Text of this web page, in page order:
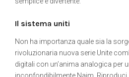
Il sistema uniti
Non ha importanza quale sia la
rivoluzionaria nuova serie Unite
digitali con un’anima analogica per
inconfondibilmente Naim.